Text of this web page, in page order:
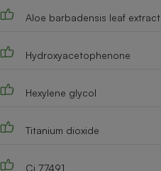
Aloe barbadensis leaf extract
Hydroxyacetophenone
Hexylene glycol
Titanium dioxide
Ci 77491